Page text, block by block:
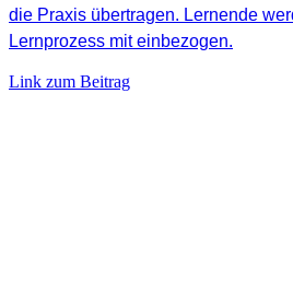
die Praxis übertragen. Lernende
Lernprozess mit einbezogen.
Link zum Beitrag